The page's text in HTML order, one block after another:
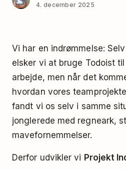
4. december 2025
Vi har en indrømmelse:
elsker vi at bruge Todoist
arbejde, men når det
hvordan vores
fandt vi os selv i samme
jonglerede med regneark,
mavefornemmelser.
Derfor udvikler vi Projekt